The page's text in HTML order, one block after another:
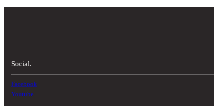
Social.
Facebook
Youtube